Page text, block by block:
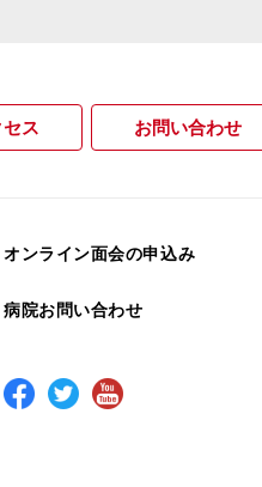
ス お問い合わせ
オンライン面会の申込み
病院お問い合わせ